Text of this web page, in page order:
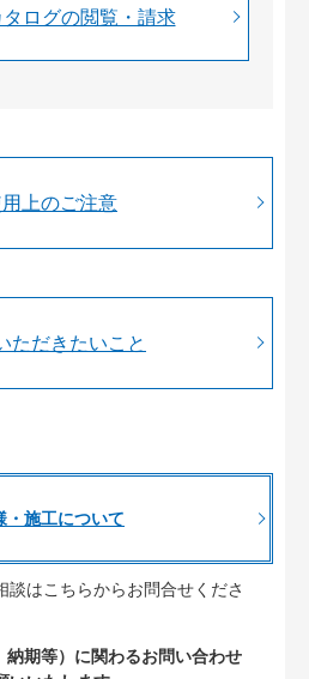
ログの閲覧・請求
上のご注意
ただきたいこと
・施工について
談はこちらからお問合せくださ
期等）に関わるお問い合わせ